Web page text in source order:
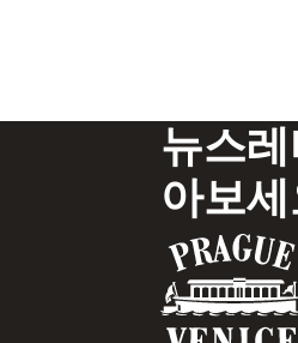
뉴스
아보